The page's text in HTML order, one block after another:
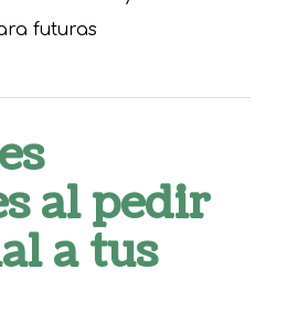
futuras
al pedir
a tus